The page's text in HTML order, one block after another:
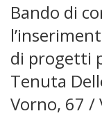
Bando di
di progetti
Tenuta
Vorno, 67 /